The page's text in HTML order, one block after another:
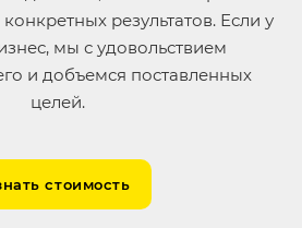
результатов. Если у
мы с удовольствием
и добъемся поставленных
целей.
стоимость